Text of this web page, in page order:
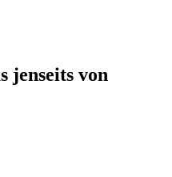
jenseits von